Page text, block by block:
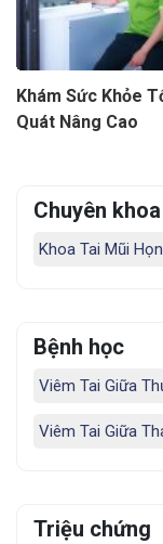
Khám Sức Khỏe
Quát Nâng Cao
Chuyên khoa
Khoa Tai Mũi
Bệnh học
Viêm Tai Giữa
Viêm Tai Giữa
Triệu chứng